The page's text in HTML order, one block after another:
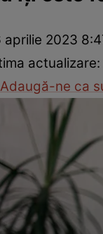
naturiste
aprilie 2023
actualizare:
Adaugă-ne ca